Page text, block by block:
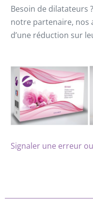
Besoin de dilatateurs
notre partenaire, nos
d’une réduction sur
Signaler une erreur